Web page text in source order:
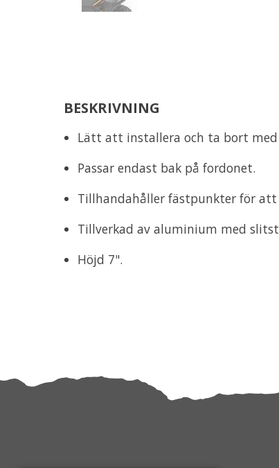
BESKRIVNING
Lätt att installera och ta bort med
Passar endast bak på fordonet.
Tillhandahåller fästpunkter för att
Tillverkad av aluminium med
Höjd 7".